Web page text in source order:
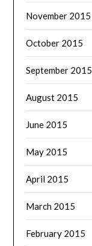
November 2015
October 2015
September 2015
August 2015
June 2015
May 2015
April 2015
March 2015
February 2015